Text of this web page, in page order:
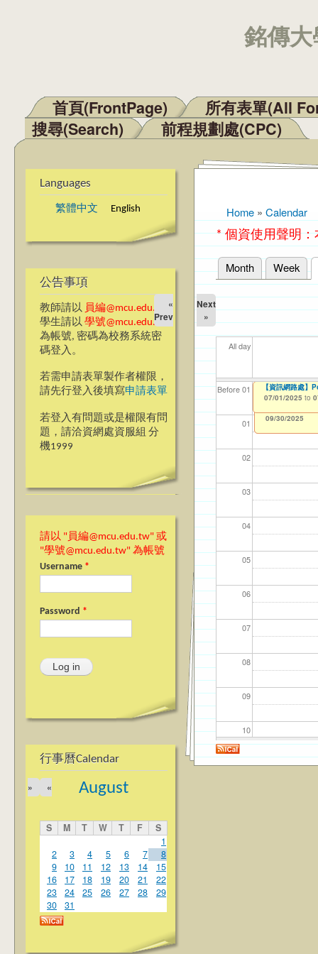
銘傳
Main menu
首頁(FrontPage)
所有表單(All
搜尋(Search)
前程規劃處(CPC)
Languages
繁體中文 English
公告事項
教師請以 員編@mcu.edu.tw
學生請以 學號@mcu.edu.tw
為帳號, 密碼為校務系統密
碼登入。
若需申請表單製作者權限，
請先行登入後填寫申請表單
若登入有問題或是權限有問
題，請洽資網處資服組 分
機1999
請以 "員編@mcu.edu.tw" 或
"學號@mcu.edu.tw" 為帳號
Username *
Password *
行事曆Calendar
August
«
»
S M T W T F
S
1
2
3 4 5 6 7
8
9
10 11 12 13 14
15
16
17 18 19 20 21
22
23
24 25 26 27 28
29
30
31
You are here
Home » Calendar
* 個資使用聲明
Primary tabs
Month Week
«
Prev
Next
»
All day
Before 01
01
02
03
04
05
06
07
08
09
10
11
【資網處】
整合系統～表單
12/31/2027
我愛銘傳我愛養
校區)
09/30/2025
【財
11/
【財
11/
114
04/
114
02/
【資訊網路處】
07/01/2025 to